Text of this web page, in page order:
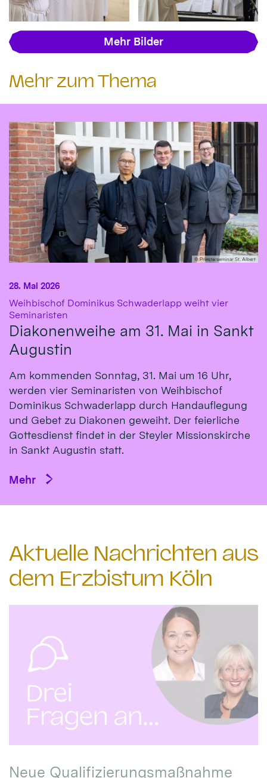
Mehr Bilder
Mehr zum Thema
© Priesterseminar St. Albert
Weihbischof Dominikus Schwaderlapp weiht vier
Seminaristen
Diakonenweihe am 31. Mai in Sankt
Augustin
28. Mai 2026
Am kommenden Sonntag, 31. Mai um 16 Uhr,
werden vier Seminaristen von Weihbischof
Dominikus Schwaderlapp durch Handauflegung
und Gebet zu Diakonen geweiht. Der feierliche
Gottesdienst findet in der Steyler Missionskirche
in Sankt Augustin statt.
Mehr
Aktuelle Nachrichten aus
dem Erzbistum Köln
Neue Qualifizierungsmaßnahme